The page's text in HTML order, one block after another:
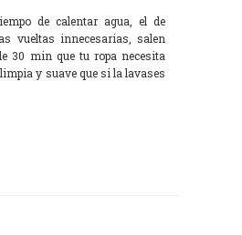
de calentar agua, el de
vueltas innecesarias, salen
30 min que tu ropa necesita
y suave que si la lavases